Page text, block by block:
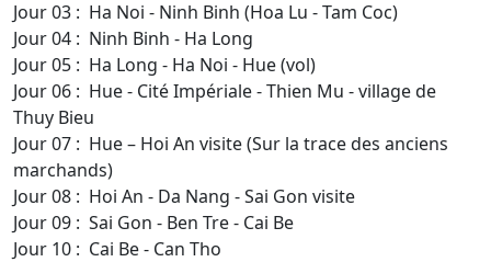
Jour 03 : Ha Noi - Ninh Binh (Hoa Lu - Tam Coc)
Jour 04 : Ninh Binh - Ha Long
Jour 05 : Ha Long - Ha Noi - Hue (vol)
Jour 06 : Hue - Cité Impériale - Thien Mu - village de
Thuy Bieu
Jour 07 : Hue – Hoi An visite (Sur la trace des anciens
marchands)
Jour 08 : Hoi An - Da Nang - Sai Gon visite
Jour 09 : Sai Gon - Ben Tre - Cai Be
Jour 10 : Cai Be - Can Tho